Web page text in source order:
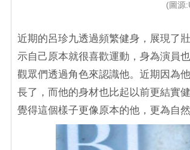
(圖源
近期的呂珍九透過頻繁健身，展現了
示自己原本就很喜歡運動，身為演員
觀眾們透過角色來認識他。近期因為
長了，而他的身材也比起以前更結實
覺得這個樣子更像原本的他，更為自然